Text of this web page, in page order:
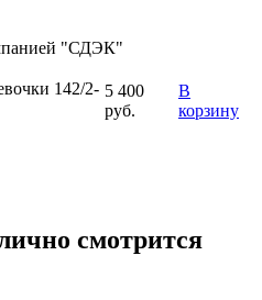
"СДЭК"
142/2- 5 400
руб.
В
корзину
смотрится